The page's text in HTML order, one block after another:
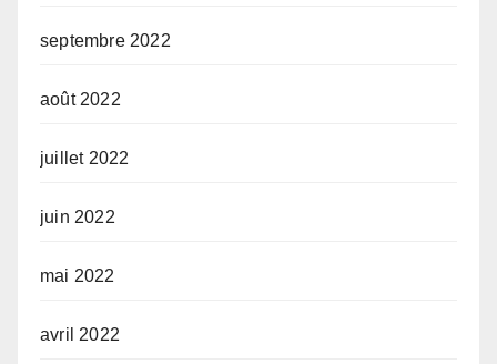
septembre 2022
août 2022
juillet 2022
juin 2022
mai 2022
avril 2022